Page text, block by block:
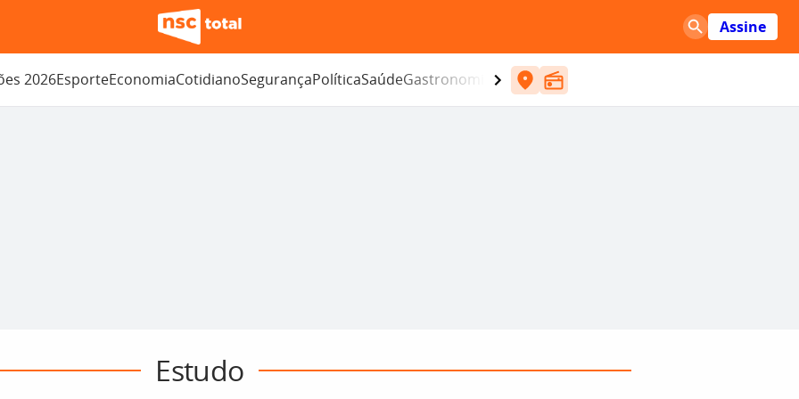
Assine
2026EsporteEconomiaCotidianoSegurançaPolíticaSaúdeGastronomia Entretenimento
Estudo